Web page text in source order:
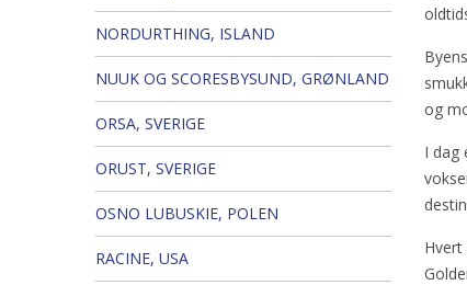
NORDURTHING, ISLAND
NUUK OG SCORESBYSUND, GRØNLAND
ORSA, SVERIGE
ORUST, SVERIGE
OSNO LUBUSKIE, POLEN
RACINE, USA
og
I dag